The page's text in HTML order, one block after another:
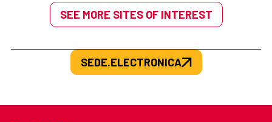
SEE MORE SITES OF INTEREST
SEDE.ELECTRONICA